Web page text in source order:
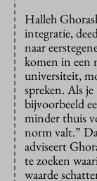
Halleh
integratie,
naar
komen in een
universiteit,
spreken. Als je
bijvoorbeeld
minder thuis
norm valt.”
adviseert
te zoeken
waarde